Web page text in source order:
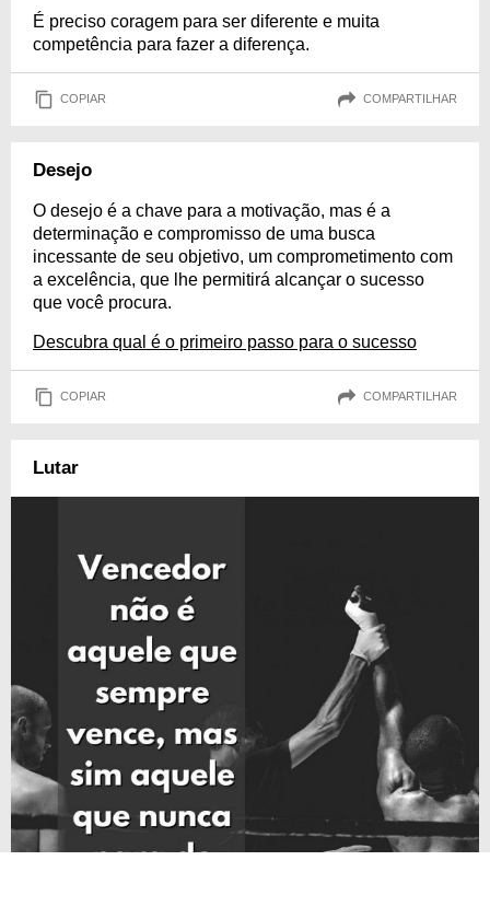
É preciso coragem para ser diferente e muita
competência para fazer a diferença.
COPIAR COMPARTILHAR
Desejo
O desejo é a chave para a motivação, mas é a
determinação e compromisso de uma busca
incessante de seu objetivo, um comprometimento com
a excelência, que lhe permitirá alcançar o sucesso
que você procura.
Descubra qual é o primeiro passo para o sucesso
COPIAR COMPARTILHAR
Lutar